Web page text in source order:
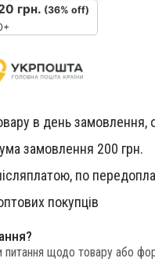
грн. (36% off)
в день замовлення,
замовлення 200 грн.
по
покупців
питання щодо товару або